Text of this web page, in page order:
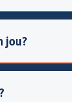
ruimte om
jou?
in het volgende: